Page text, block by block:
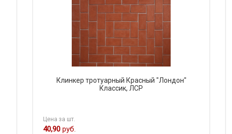
Клинкер тротуарный Красный "Лондон"
Классик, ЛСР
Цена за шт.
40,90 руб.